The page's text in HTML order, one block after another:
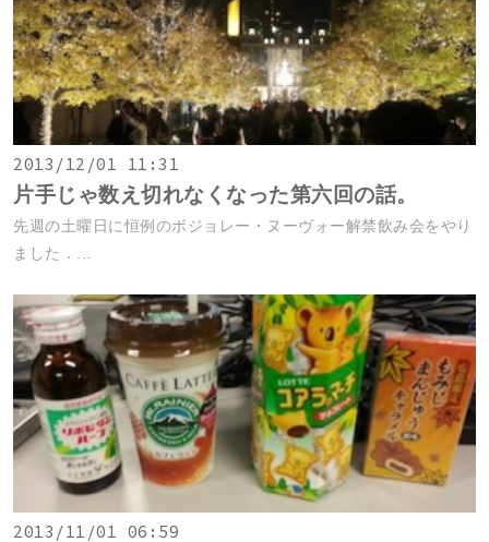
2013/12/01 11:31
片手じゃ数え切れなくなった第六回の話。
先週の土曜日に恒例のボジョレー・ヌーヴォー解禁飲み会をやり
ました．...
2013/11/01 06:59